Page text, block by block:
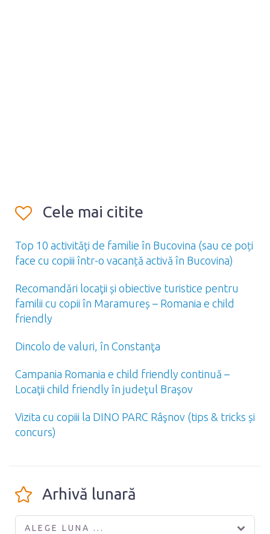
Cele mai citite
Top 10 activități de familie în Bucovina (sau ce poți
face cu copiii într-o vacanță activă în Bucovina)
Recomandări locaţii și obiective turistice pentru
familii cu copii în Maramureș – Romania e child
friendly
Dincolo de valuri, în Constanţa
Campania Romania e child friendly continuă –
Locaţii child friendly în judeţul Braşov
Vizita cu copiii la DINO PARC Râşnov (tips & tricks și
concurs)
Arhivă lunară
ALEGE LUNA ...